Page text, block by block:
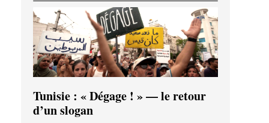
Tunisie : « Dégage ! » — le retour
d’un slogan